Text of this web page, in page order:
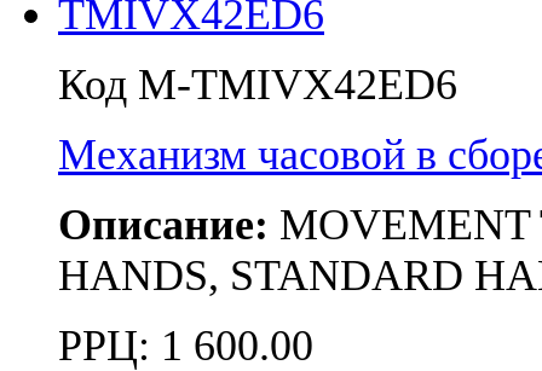
Код M-TMIVX42ED6
Механизм часовой в
Описание: MOVEMENT
HANDS, STANDARD
РРЦ: 1 600.00